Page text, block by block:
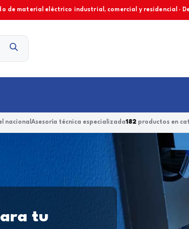
de material eléctrico industrial, comercial y residencial ·
nacional Asesoría técnica especializada182productos en
tu